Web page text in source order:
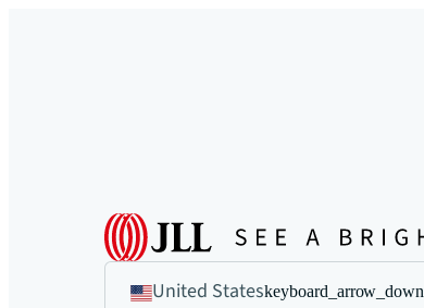
United Stateskeyboard_arrow_down